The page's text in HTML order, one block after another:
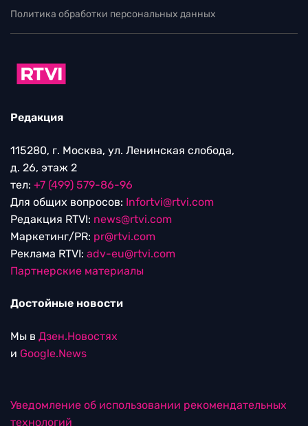
Политика обработки персональных данных
Редакция
115280, г. Москва, ул. Ленинская слобода,
д. 26, этаж 2
тел: +7 (499) 579-86-96
Для общих вопросов: Infortvi@rtvi.com
Редакция RTVI: news@rtvi.com
Маркетинг/PR: pr@rtvi.com
Реклама RTVI: adv-eu@rtvi.com
Партнерские материалы
Достойные новости
Мы в Дзен.Новостях
и Google.News
Уведомление об использовании рекомендательных
технологий